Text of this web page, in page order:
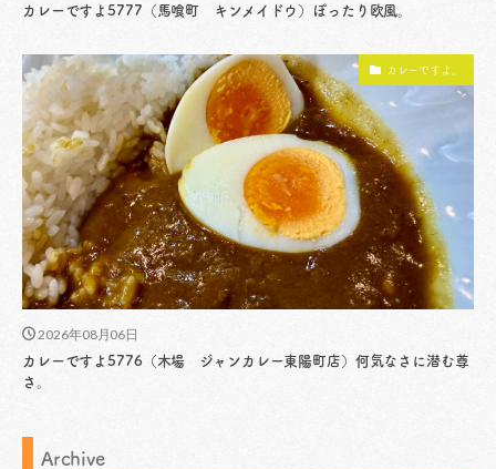
カレーですよ5777（馬喰町 キンメイドウ）ぽったり欧風。
カレーですよ。
2026年08月06日
カレーですよ5776（木場 ジャンカレー東陽町店）何気なさに潜む尊
さ。
Archive